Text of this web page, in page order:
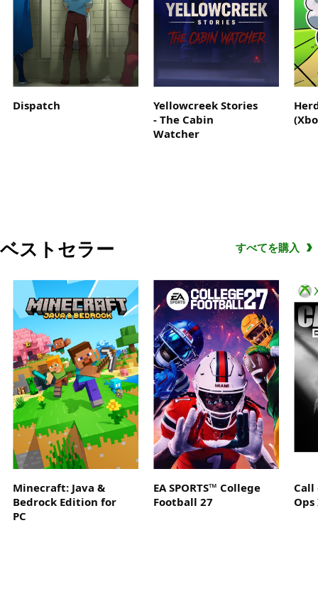
Halo:
Campaign
Evolved
Dispatch
Yellowcreek Stories
- The Cabin
Watcher
ベストセラー すべてを購入
Minecraft: Java &
Bedrock Edition for
PC
EA SPORTS™ College
Football 27